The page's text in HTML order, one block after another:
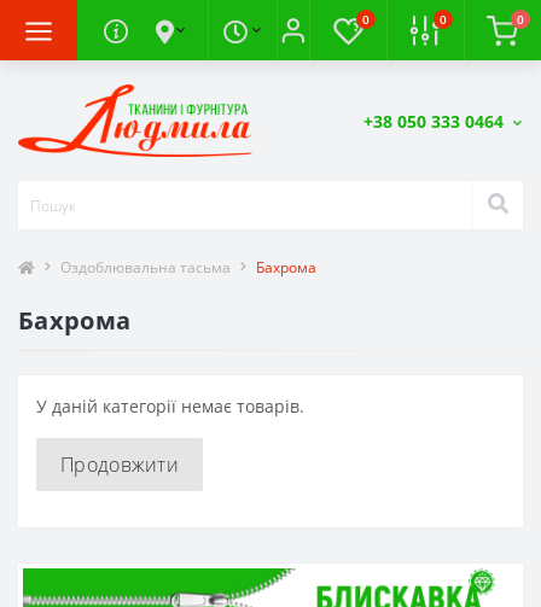
0 0 0
+38 050 333 0464
Оздоблювальна тасьма Бахрома
Бахрома
У даній категорії немає товарів.
Продовжити